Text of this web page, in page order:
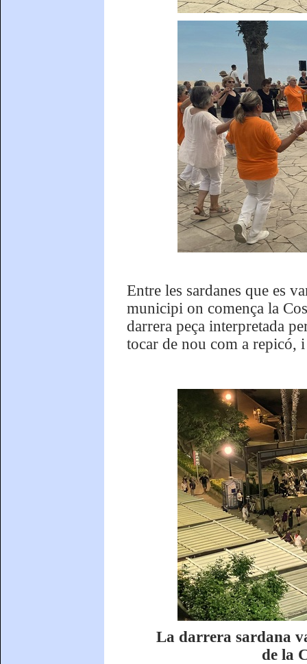
Entre les sardanes que es
municipi on comença la
darrera peça interpretada
tocar de nou com a repicó,
La darrera sardana
de la